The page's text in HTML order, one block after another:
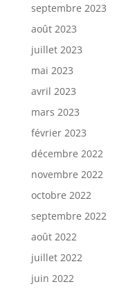
septembre 2023
août 2023
juillet 2023
mai 2023
avril 2023
mars 2023
février 2023
décembre 2022
novembre 2022
octobre 2022
septembre 2022
août 2022
juillet 2022
juin 2022